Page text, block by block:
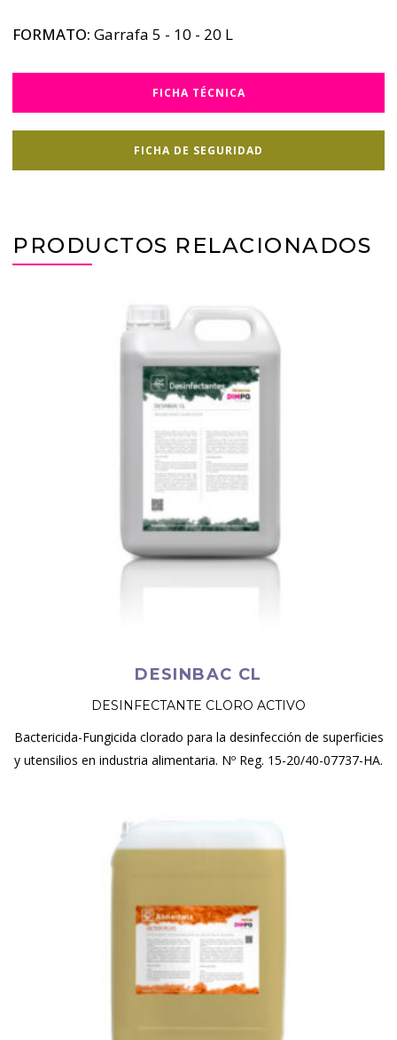
FORMATO: Garrafa 5 - 10 - 20 L
FICHA TÉCNICA
FICHA DE SEGURIDAD
PRODUCTOS RELACIONADOS
DESINBAC CL
DESINFECTANTE CLORO ACTIVO
Bactericida-Fungicida clorado para la desinfección de superficies
y utensilios en industria alimentaria. Nº Reg. 15-20/40-07737-HA.